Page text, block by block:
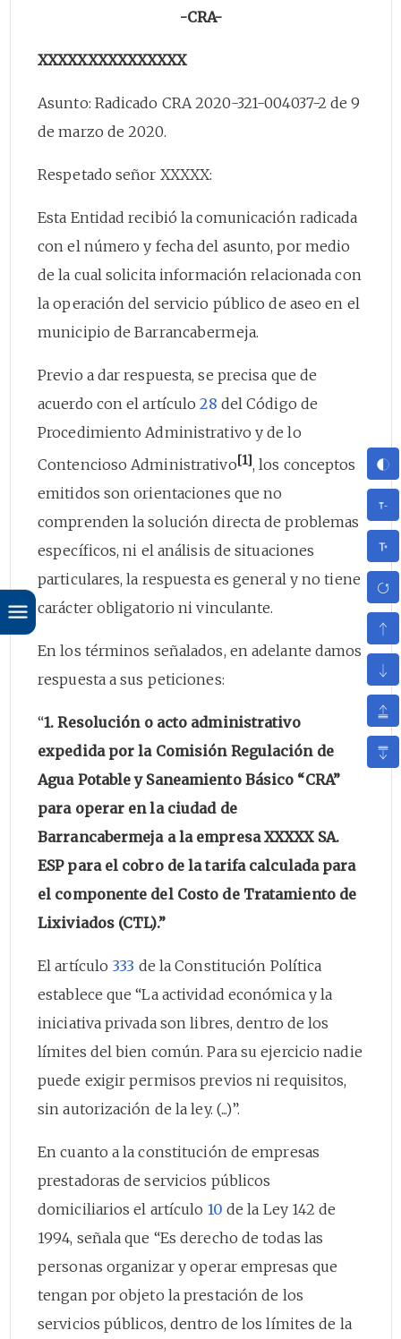
-CRA-
XXXXXXXXXXXXXXX
Asunto: Radicado CRA 2020-321-004037-2 de 9
de marzo de 2020.
Respetado señor XXXXX:
Esta Entidad recibió la comunicación radicada
con el número y fecha del asunto, por medio
de la cual solicita información relacionada con
la operación del servicio público de aseo en el
municipio de Barrancabermeja.
Previo a dar respuesta, se precisa que de
acuerdo con el artículo28 del Código de
Procedimiento Administrativo y de lo
Contencioso Administrativo [1], los conceptos
emitidos son orientaciones que no
comprenden la solución directa de problemas
específicos, ni el análisis de situaciones
particulares, la respuesta es general y no tiene
carácter obligatorio ni vinculante.
En los términos señalados, en adelante damos
respuesta a sus peticiones:
“1. Resolución o acto administrativo
expedida por la Comisión Regulación de
Agua Potable y Saneamiento Básico “CRA”
para operar en la ciudad de
Barrancabermeja a la empresa XXXXX SA.
ESP para el cobro de la tarifa calculada para
el componente del Costo de Tratamiento de
Lixiviados (CTL).”
El artículo 333 de la Constitución Política
establece que “La actividad económica y la
iniciativa privada son libres, dentro de los
límites del bien común. Para su ejercicio nadie
puede exigir permisos previos ni requisitos,
sin autorización de la ley. (...)”.
En cuanto a la constitución de empresas
prestadoras de servicios públicos
domiciliarios el artículo 10 de la Ley 142 de
1994, señala que “Es derecho de todas las
personas organizar y operar empresas que
tengan por objeto la prestación de los
servicios públicos, dentro de los límites de la